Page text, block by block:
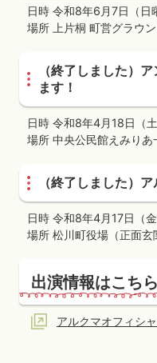
日時 令和8年6月7日（
場所 上片桐 町営グラウン
（終了しました）
ます！
日時 令和8年4月18日（
場所 中央公民館えみりあ
（終了しました）
日時 令和8年4月17日（
場所 松川町役場（正面玄
出演情報はこち
アルクマオフィシ